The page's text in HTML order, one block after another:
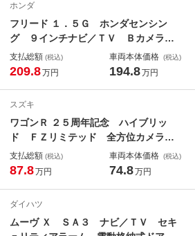
防止装置 オートライト ＡＢＳ
ホンダ
フリード １．５Ｇ ホンダセンシン
グ ９インチナビ／ＴＶ Ｂカメラ
両電動ドア アイドルＳ パワーウイ
ンドウ キーレススタート 横滑り防
ト 盗難防止装置 メモリーインター
ナビ ＬＥＤライト Ｗエアバッグ
支払総額 (税込)
209.8万円
車両本体価格 (税込)
194.8万円
スズキ
ワゴンＲ ２５周年記念 ハイブリッ
ド ＦＺリミテッド 全方位カメラ
Ｂカメラ パワーウィンドウ メモリ
ーナビ ＬＥＤヘッドライト 横滑り
ＢＳ エコアイドル オートＬＥＤ
キーフリーシステム 電動ミラー
支払総額 (税込)
87.8万円
車両本体価格 (税込)
74.8万円
ダイハツ
ムーヴ Ｘ ＳＡ３ ナビ／ＴＶ セキ